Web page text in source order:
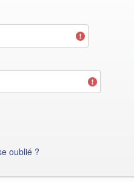
oublié ?